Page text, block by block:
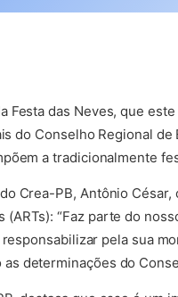
Festa das Neves, que
do Conselho Regional
a tradicionalmente
Crea-PB, Antônio
“Faz parte do
pela sua
determinações do